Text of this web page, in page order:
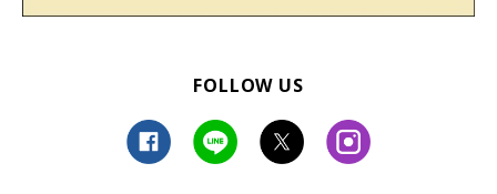
FOLLOW US